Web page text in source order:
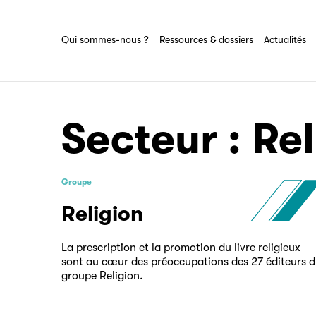
Qui sommes-nous ? Ressources & dossiers Actualités
d'expertise du groupe Sciences pour tous
Secteur :
Groupe
Religion
La prescription et la promotion du livre religieux
sont au cœur des préoccupations des 27 éditeurs
groupe Religion.